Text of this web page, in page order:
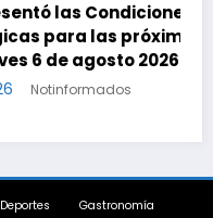
24 horas,
2026
Deportes Gastronomía